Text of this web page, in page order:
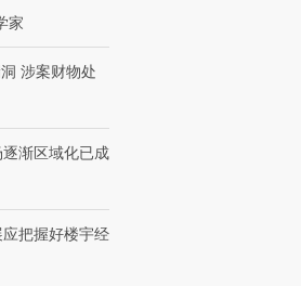
家
涉案财物处
渐区域化已成
把握好楼宇经